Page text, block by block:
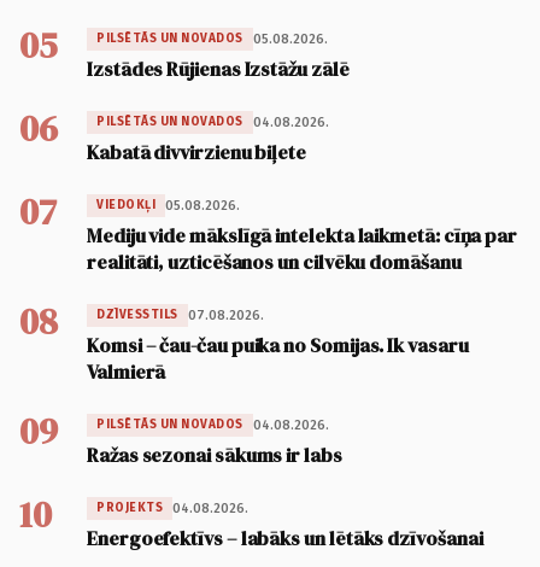
05 PILSĒTĀS UN NOVADOS 05.08.2026.
Izstādes Rūjienas Izstāžu zālē
06 PILSĒTĀS UN NOVADOS 04.08.2026.
Kabatā divvirzienu biļete
07 VIEDOKĻI 05.08.2026.
Mediju vide mākslīgā intelekta laikmetā: cīņa par
realitāti, uzticēšanos un cilvēku domāšanu
08 DZĪVESSTILS 07.08.2026.
Komsi – čau-čau puika no Somijas. Ik vasaru
Valmierā
09 PILSĒTĀS UN NOVADOS 04.08.2026.
Ražas sezonai sākums ir labs
10 PROJEKTS 04.08.2026.
Energoefektīvs – labāks un lētāks dzīvošanai